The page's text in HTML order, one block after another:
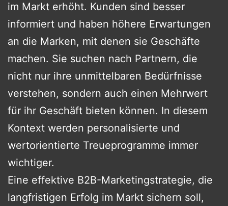
im Markt erhöht. Kunden sind besser
informiert und haben höhere Erwartungen
an die Marken, mit denen sie Geschäfte
machen. Sie suchen nach Partnern, die
nicht nur ihre unmittelbaren Bedürfnisse
verstehen, sondern auch einen Mehrwert
für ihr Geschäft bieten können. In diesem
Kontext werden personalisierte und
wertorientierte Treueprogramme immer
wichtiger.
Eine effektive B2B-Marketingstrategie, die
langfristigen Erfolg im Markt sichern soll,